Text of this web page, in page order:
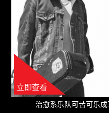
立即查看
治愈系乐队可苦可乐成